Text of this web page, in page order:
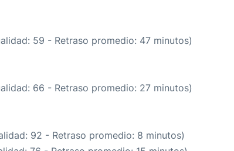
59 - Retraso promedio: 47 minutos)
66 - Retraso promedio: 27 minutos)
92 - Retraso promedio: 8 minutos)